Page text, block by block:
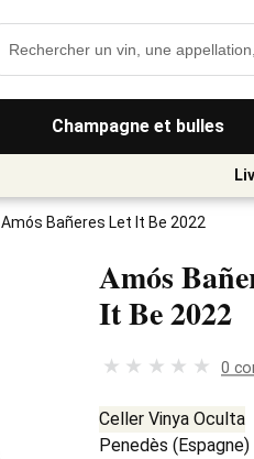
Champagne et bulles
Amós Bañeres Let It Be 2022
Amós
It Be2022
0
Celler Vinya Oculta
Penedès (Espagne)